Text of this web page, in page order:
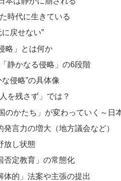
時代に生きている
戻せない”
略」とは何か
静かなる侵略」の6段階
侵略”の具体像
を残さず」では？
のかたち」が変わっていく～日
発言力の増大（地方議会など）
放し状態
否定教育」の常態化
体的」法案や主張の提出